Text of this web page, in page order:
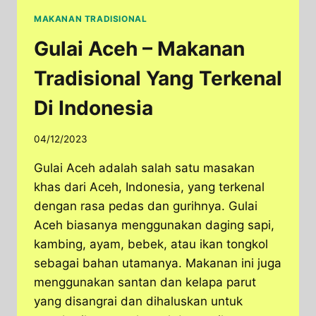
MAKANAN TRADISIONAL
Gulai Aceh – Makanan
Tradisional Yang Terkenal
Di Indonesia
04/12/2023
Gulai Aceh adalah salah satu masakan
khas dari Aceh, Indonesia, yang terkenal
dengan rasa pedas dan gurihnya. Gulai
Aceh biasanya menggunakan daging sapi,
kambing, ayam, bebek, atau ikan tongkol
sebagai bahan utamanya. Makanan ini juga
menggunakan santan dan kelapa parut
yang disangrai dan dihaluskan untuk